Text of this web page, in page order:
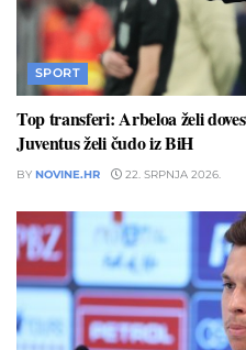
SPORT
Top transferi: Arbeloa želi
Juventus želi čudo iz BiH
BY NOVINE.HR 22. SRPNJA 2026.